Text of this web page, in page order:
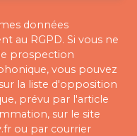
données
au RGPD. Si vous ne
prospection
vous pouvez
la liste d'opposition
prévu par l'article
sur le site
ou par courrier